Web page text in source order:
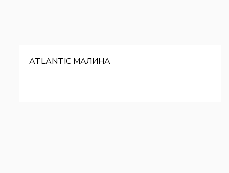
ATLANTIC МАЛИНА